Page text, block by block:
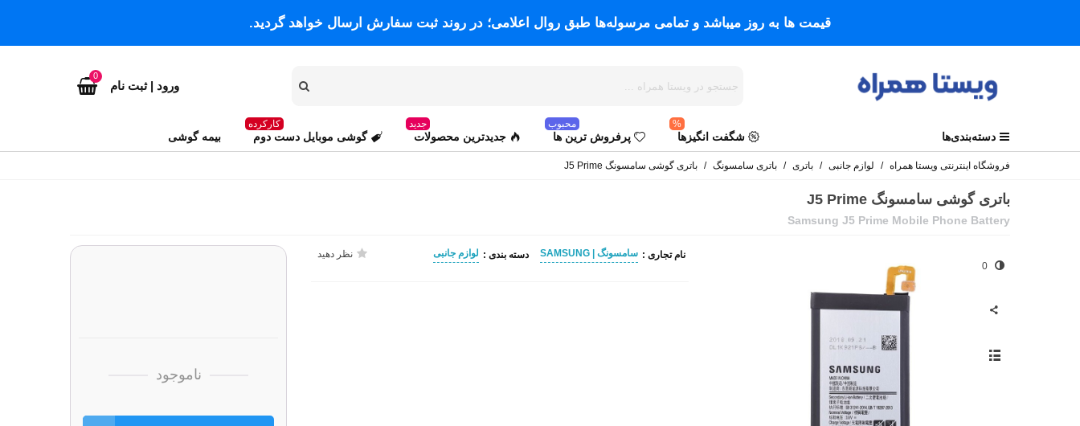
قیمت ها به روز میباشد و تمامی مرسوله‌ها طبق روال اعلامی؛ در روند ثبت سفارش ارسال خواهد گردید.
ورود | ثبت نام
0
دسته‌بندی‌ها شگفت انگیزها
%
پرفروش ترین ها
محبوب
جدیدترین محصولات
جدید
گوشی موبایل دست دوم
کارکرده
بیمه گوشی
فروشگاه اینترنتی ویستا همراه / لوازم جانبی / باتری / باتری سامسونگ / باتری گوشی سامسونگ J5 Prime
باتری گوشی سامسونگ J5 Prime
Samsung J5 Prime Mobile Phone Battery
0
نام تجاری : سامسونگ | SAMSUNG دسته بندی : لوازم جانبی نظر دهید
ناموجود